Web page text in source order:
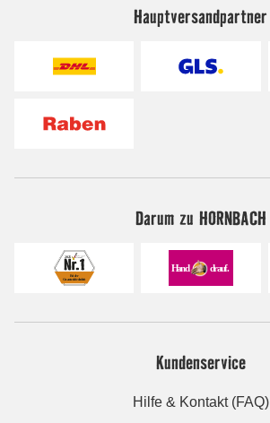
Hauptversandpartner
Darum zu HORNBACH
Kundenservice
Hilfe & Kontakt (FAQ)